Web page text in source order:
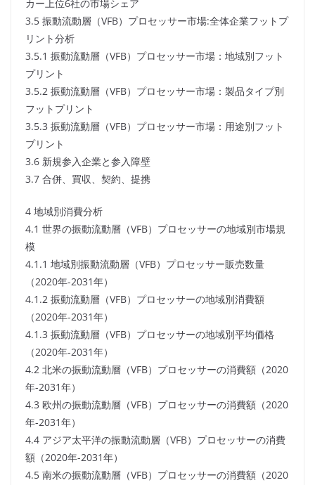
カー上位6社の市場シェア
3.5 振動流動層（VFB）プロセッサー市場:全体企業フットプ
リント分析
3.5.1 振動流動層（VFB）プロセッサー市場：地域別フット
プリント
3.5.2 振動流動層（VFB）プロセッサー市場：製品タイプ別
フットプリント
3.5.3 振動流動層（VFB）プロセッサー市場：用途別フット
プリント
3.6 新規参入企業と参入障壁
3.7 合併、買収、契約、提携
4 地域別消費分析
4.1 世界の振動流動層（VFB）プロセッサーの地域別市場規
模
4.1.1 地域別振動流動層（VFB）プロセッサー販売数量
（2020年-2031年）
4.1.2 振動流動層（VFB）プロセッサーの地域別消費額
（2020年-2031年）
4.1.3 振動流動層（VFB）プロセッサーの地域別平均価格
（2020年-2031年）
4.2 北米の振動流動層（VFB）プロセッサーの消費額（2020
年-2031年）
4.3 欧州の振動流動層（VFB）プロセッサーの消費額（2020
年-2031年）
4.4 アジア太平洋の振動流動層（VFB）プロセッサーの消費
額（2020年-2031年）
4.5 南米の振動流動層（VFB）プロセッサーの消費額（2020